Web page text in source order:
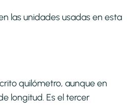
las unidades usadas en esta
quilómetro, aunque en
longitud. Es el tercer